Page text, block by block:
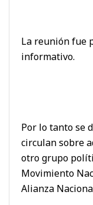
La reunión fue
informativo.
Por lo tanto se
circulan sobre
otro grupo
Movimiento
Alianza